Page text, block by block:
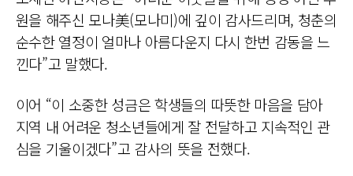
원을 해주신 모나美(모나미)에 깊이 감사드리며, 청춘의
순수한 열정이 얼마나 아름다운지 다시 한번 감동을 느
낀다”고 말했다.
이어 “이 소중한 성금은 학생들의 따뜻한 마음을 담아
지역 내 어려운 청소년들에게 잘 전달하고 지속적인 관
심을 기울이겠다”고 감사의 뜻을 전했다.